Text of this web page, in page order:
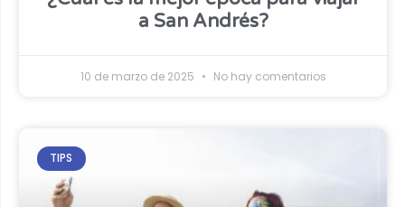
a San Andrés?
10 de marzo de 2025 No hay comentarios
TIPS